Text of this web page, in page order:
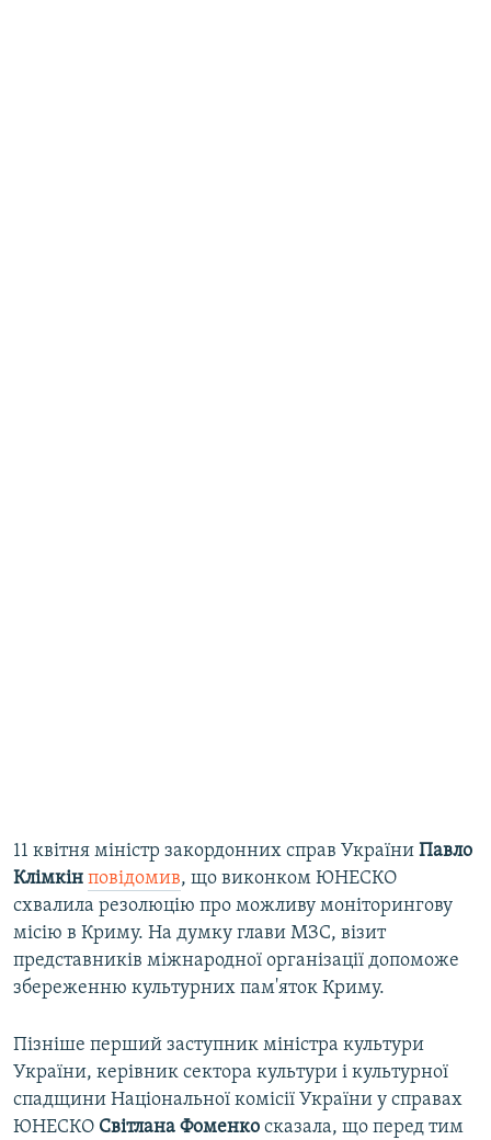
11 квітня міністр закордонних справ України Павло
Клімкін повідомив, що виконком ЮНЕСКО
схвалила резолюцію про можливу моніторингову
місію в Криму. На думку глави МЗС, візит
представників міжнародної організації допоможе
збереженню культурних пам'яток Криму.
Пізніше перший заступник міністра культури
України, керівник сектора культури і культурної
спадщини Національної комісії України у справах
ЮНЕСКО Світлана Фоменко сказала, що перед тим